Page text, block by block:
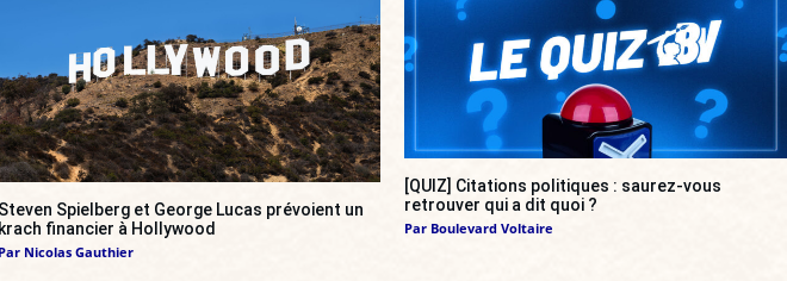
Steven Spielberg et George Lucas prévoient un
krach financier à Hollywood
Par Nicolas Gauthier
[QUIZ] Citations politiques : saurez-vous
retrouver qui a dit quoi ?
Par Boulevard Voltaire